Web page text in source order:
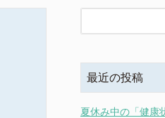
最近の投稿
夏休み中の「健康